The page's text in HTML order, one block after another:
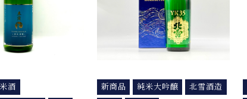
酒
新商品 純米大吟醸
北雪酒造